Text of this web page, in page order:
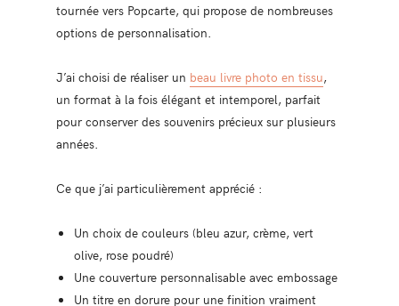
tournée vers Popcarte, qui propose de nombreuses
options de personnalisation.
J’ai choisi de réaliser un beau livre photo en tissu,
un format à la fois élégant et intemporel, parfait
pour conserver des souvenirs précieux sur plusieurs
années.
Ce que j’ai particulièrement apprécié :
Un choix de couleurs (bleu azur, crème, vert
olive, rose poudré)
Une couverture personnalisable avec embossage
Un titre en dorure pour une finition vraiment